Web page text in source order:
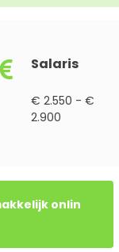
Salaris
€ 2.550 - €
2.900